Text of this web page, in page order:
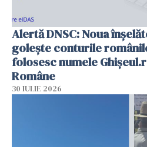
Alertă DNSC: Noua
golește conturile
folosesc numele
Române
30 IULIE 2026